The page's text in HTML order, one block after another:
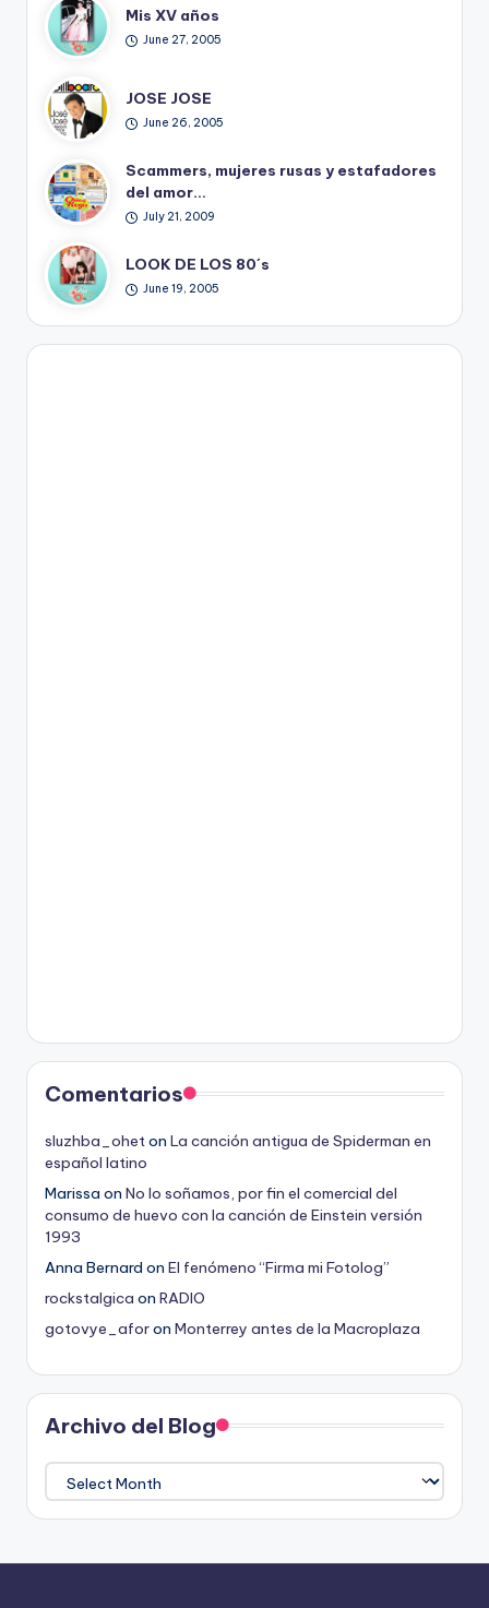
Mis XV años
June 27, 2005
JOSE JOSE
June 26, 2005
Scammers, mujeres rusas y estafadores
del amor…
July 21, 2009
LOOK DE LOS 80´s
June 19, 2005
Comentarios
sluzhba_oheton La canción antigua de Spiderman en
español latino
Marissa on No lo soñamos, por fin el comercial del
consumo de huevo con la canción de Einstein versión
1993
Anna Bernard on El fenómeno “Firma mi Fotolog”
rockstalgica on RADIO
gotovye_aforon Monterrey antes de la Macroplaza
Archivo del Blog
Archivo
del
Blog